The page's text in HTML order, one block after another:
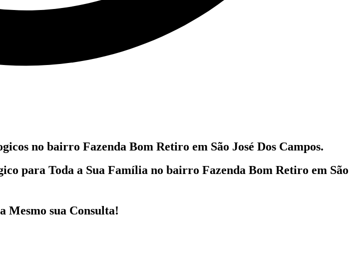
no bairro Fazenda Bom Retiro em São José Dos Campos.
para Toda a Sua Família no bairro Fazenda Bom Retiro em São
Mesmo sua Consulta!